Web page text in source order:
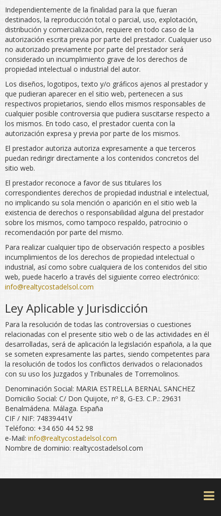
Independientemente de la finalidad para la que fueran
destinados, la reproducción total o parcial, uso, explotación,
distribución y comercialización, requiere en todo caso de la
autorización escrita previa por parte del prestador. Cualquier uso
no autorizado previamente por parte del prestador será
considerado un incumplimiento grave de los derechos de
propiedad intelectual o industrial del autor.
Los diseños, logotipos, texto y/o gráficos ajenos al prestador y
que pudieran aparecer en el sitio web, pertenecen a sus
respectivos propietarios, siendo ellos mismos responsables de
cualquier posible controversia que pudiera suscitarse respecto a
los mismos. En todo caso, el prestador cuenta con la
autorización expresa y previa por parte de los mismos.
El prestador autoriza autoriza expresamente a que terceros
puedan redirigir directamente a los contenidos concretos del
sitio web.
El prestador reconoce a favor de sus titulares los
correspondientes derechos de propiedad industrial e intelectual,
no implicando su sola mención o aparición en el sitio web la
existencia de derechos o responsabilidad alguna del prestador
sobre los mismos, como tampoco respaldo, patrocinio o
recomendación por parte del mismo.
Para realizar cualquier tipo de observación respecto a posibles
incumplimientos de los derechos de propiedad intelectual o
industrial, así como sobre cualquiera de los contenidos del sitio
web, puede hacerlo a través del siguiente correo electrónico:
info@realtycostadelsol.com
Ley Aplicable y Jurisdicción
Para la resolución de todas las controversias o cuestiones
relacionadas con el presente sitio web o de las actividades en él
desarrolladas, será de aplicación la legislación española, a la que
se someten expresamente las partes, siendo competentes para
la resolución de todos los conflictos derivados o relacionados
con su uso los Juzgados y Tribunales de Torremolinos.
Denominación Social: MARIA ESTRELLA BERNAL SANCHEZ
Domicilio Social: C/ Don Quijote, nº 8, G-E3. C.P.: 29631
Benalmádena. Málaga. España
CIF / NIF: 74839441V
Teléfono: +34 650 44 52 98
e-Mail: info@realtycostadelsol.com
Nombre de dominio: realtycostadelsol.com